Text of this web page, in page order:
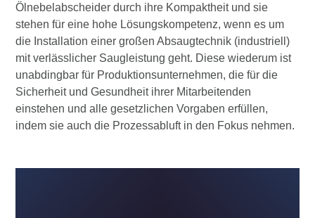
Ölnebelabscheider durch ihre Kompaktheit und sie
stehen für eine hohe Lösungskompetenz, wenn es um
die Installation einer großen Absaugtechnik (industriell)
mit verlässlicher Saugleistung geht. Diese wiederum ist
unabdingbar für Produktionsunternehmen, die für die
Sicherheit und Gesundheit ihrer Mitarbeitenden
einstehen und alle gesetzlichen Vorgaben erfüllen,
indem sie auch die Prozessabluft in den Fokus nehmen.